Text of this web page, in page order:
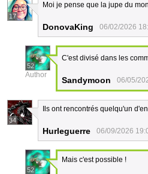
17
Moi je pense que la jupe du
DonovaKing 06/02/2026
52
Author
C'est divisé dans les
Sandymoon 06/05/
34
Ils ont rencontrés quelqu'un
Hurleguerre 06/09/2026
52
Mais c'est possible !